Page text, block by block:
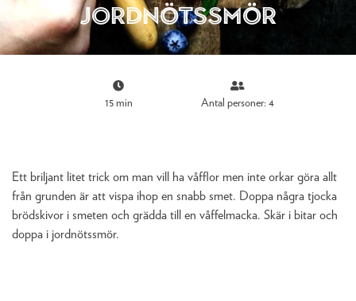
jordnötssmör
15 min Antal personer: 4
Ett briljant litet trick om man vill ha våfflor men inte orkar göra allt
från grunden är att vispa ihop en snabb smet. Doppa några tjocka
brödskivor i smeten och grädda till en våffelmacka. Skär i bitar och
doppa i jordnötssmör.